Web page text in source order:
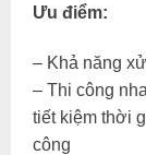
Ưu điểm:
– Khả năng
– Thi công
tiết kiệm thời
công